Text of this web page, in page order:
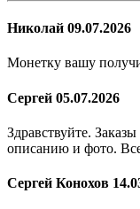
Николай 09.07.2026
Монетку вашу
Сергей 05.07.2026
Здравствуйте.
описанию и фото.
Сергей Конохов